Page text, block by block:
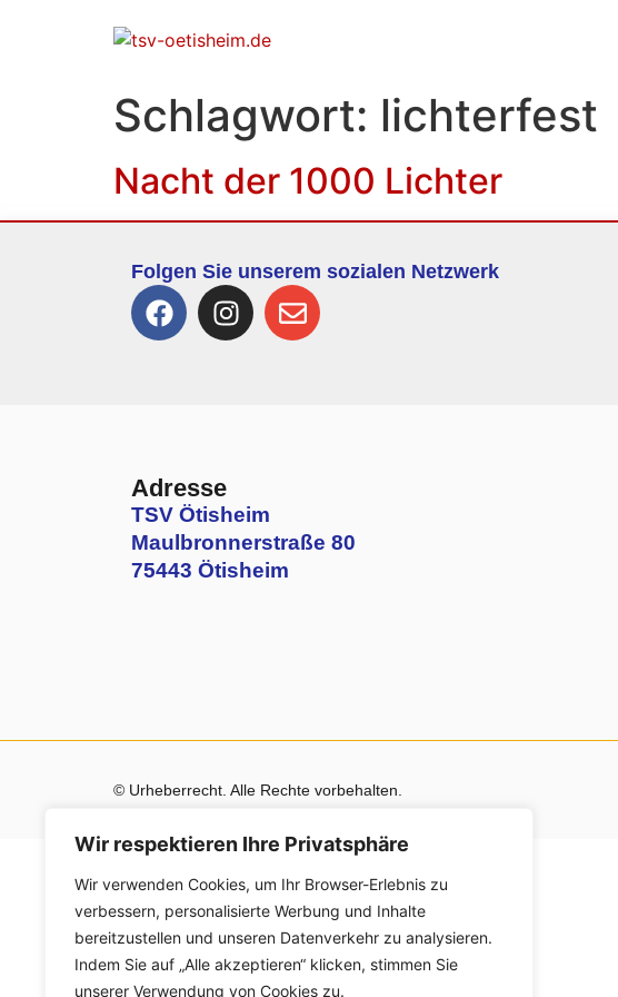
Wir respektieren Ihre Privatsphäre
Wir verwenden Cookies, um Ihr Browser-Erlebnis zu
verbessern, personalisierte Werbung und Inhalte
bereitzustellen und unseren Datenverkehr zu analysieren.
Indem Sie auf „Alle akzeptieren“ klicken, stimmen Sie
unserer Verwendung von Cookies zu.
Schlagwort: lichterfest
Nacht der 1000 Lichter
Folgen Sie unserem sozialen Netzwerk
Adresse
TSV Ötisheim
Maulbronnerstraße 80
75443 Ötisheim
© Urheberrecht. Alle Rechte vorbehalten.